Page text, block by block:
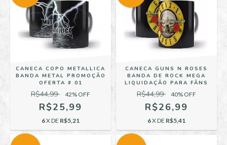
CANECA COPO METALLICA
BANDA METAL PROMOÇÃO
OFERTA # 01
R$44,99 42% OFF
R$25,99
6X DE R$5,21
CANECA GUNS N ROSES
BANDA DE ROCK MEGA
LIQUIDAÇÃO PARA FÃNS
R$44,99 40% OFF
R$26,99
6X DE R$5,41